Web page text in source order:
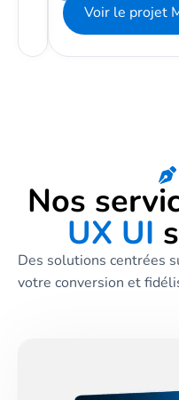
Voir le projet
Nos
UX UI
Des solutions centrées
votre conversion et